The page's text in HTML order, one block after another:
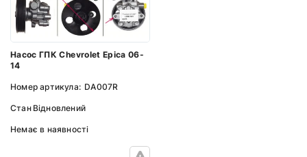
Насос ГПК Chevrolet Epica 06-
14
Номер артикула: DA007R
Стан Відновлений
Немає в наявності